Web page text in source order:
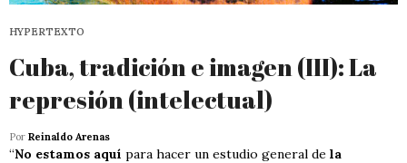
HYPERTEXTO
Cuba, tradición e imagen (III): La
represión (intelectual)
Por Reinaldo Arenas
“No estamos aquí para hacer un estudio general de la